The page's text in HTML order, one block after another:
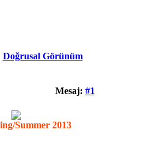
Doğrusal Görünüm
Mesaj: #1
Summer 2013